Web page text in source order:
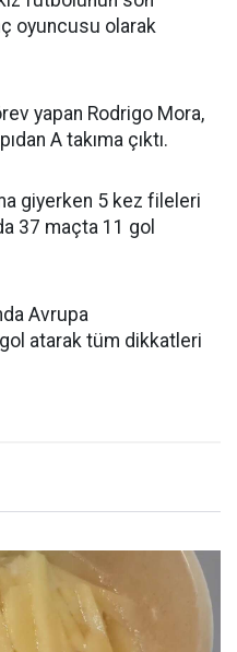
oyuncusu olarak
yapan Rodrigo Mora,
A takıma çıktı.
giyerken 5 kez fileleri
37 maçta 11 gol
Avrupa
atarak tüm dikkatleri